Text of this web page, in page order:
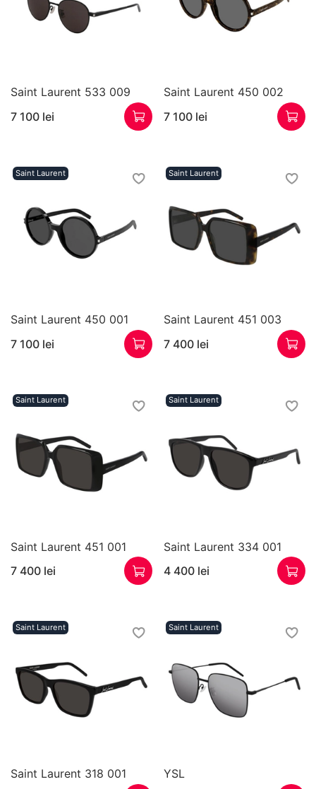
Saint Laurent 533 009
7 100 lei
Saint Laurent 450 002
7 100 lei
Saint Laurent
Saint Laurent 450 001
7 100 lei
Saint Laurent
Saint Laurent 451 003
7 400 lei
Saint Laurent
Saint Laurent 451 001
7 400 lei
Saint Laurent
Saint Laurent 334 001
4 400 lei
Saint Laurent
Saint Laurent 318 001
Saint Laurent
YSL